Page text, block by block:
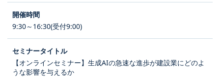
9:30～16:30(受付9:00)
【オンラインセミナー】生成AIの急速な進歩が建設業にどのよ
うな影響を与えるか